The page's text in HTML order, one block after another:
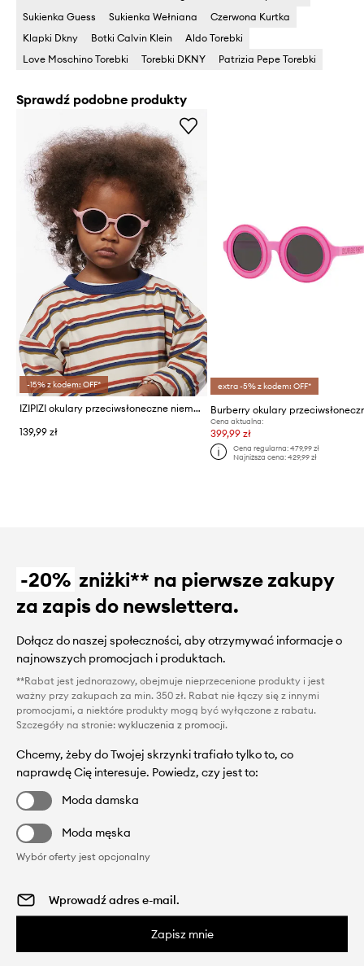
Sukienka Guess
Sukienka Wełniana
Czerwona Kurtka
Klapki Dkny
Botki Calvin Klein
Aldo Torebki
Love Moschino Torebki
Torebki DKNY Patrizia Pepe Torebki
Sprawdź podobne produkty
-15% z kodem: OFF*
IZIPIZI okulary przeciwsłoneczne niemowlęce BABY #d
139,99 zł
extra -5% z kodem: OFF*
Cena aktualna:
399,99 zł
Cena regularna: 479,99 zł
Najniższa cena: 429,99 zł
-20% zniżki** na pierwsze zakupy
za zapis do newslettera.
Dołącz do naszej społeczności, aby otrzymywać informacje o
najnowszych promocjach i produktach.
**Rabat jest jednorazowy, obejmuje nieprzecenione produkty i jest
ważny przy zakupach za min. 350 zł. Rabat nie łączy się z innymi
promocjami, a niektóre produkty mogą być wyłączone z rabatu.
Szczegóły na stronie: wykluczenia z promocji.
Chcemy, żeby do Twojej skrzynki trafiało tylko to, co
naprawdę Cię interesuje. Powiedz, czy jest to:
Moda damska
Moda męska
Wybór oferty jest opcjonalny
Zapisz mnie